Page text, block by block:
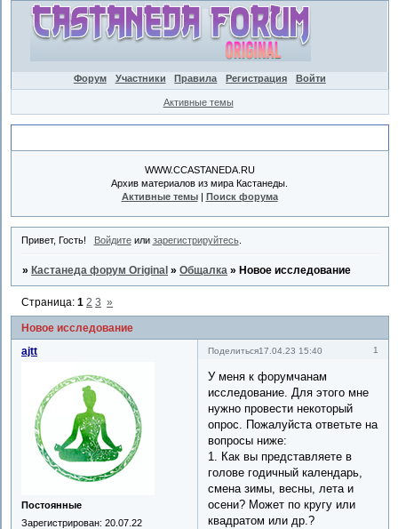
Форум Участники Правила Регистрация Войти
Активные темы
WWW.CCASTANEDA.RU
Архив материалов из мира Кастанеды.
Активные темы| Поиск форума
Привет, Гость! Войдитеили зарегистрируйтесь.
» Кастанеда форум Original »Общалка » Новое исследование
Новое исследование
Страница:1 2 3 »
Поделиться 1
17.04.23 15:40
ajtt
Постоянные
Зарегистрирован: 20.07.22
У меня к форумчанам
исследование. Для этого мне
нужно провести некоторый
опрос. Пожалуйста ответьте на
вопросы ниже:
1. Как вы представляете в
голове годичный календарь,
смена зимы, весны, лета и
осени? Может по кругу или
квадратом или др.?